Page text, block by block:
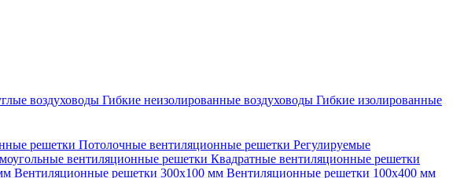
воздуховоды Гибкие неизолированные воздуховоды Гибкие изолированные
решетки Потолочные вентиляционные решетки Регулируемые
вентиляционные решетки Квадратные вентиляционные решетки
Вентиляционные решетки 300х100 мм Вентиляционные решетки 100х400 мм